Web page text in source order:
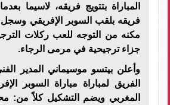
المباراة بتتويج فريقه، لاسيما
فريقه بلقب السوبر الإفريقي وسجل
مكنه من التوجه للعب ركلات
جزاء ترجيحية في مرمى الرجاء.
وأعلن بيتسو موسيماني المدير
الفريق لمباراة مباراة السوبر
المغربي ويضم التشكيل كلاً من: